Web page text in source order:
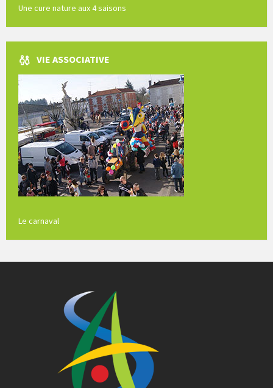
Une cure nature aux 4 saisons
VIE ASSOCIATIVE
Le carnaval